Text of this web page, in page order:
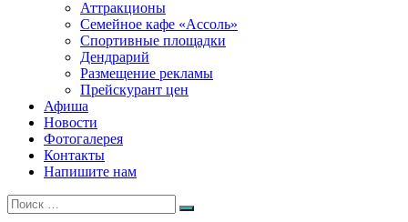
Аттракционы
Семейное кафе «Ассоль»
Спортивные площадки
Дендрарий
Размещение рекламы
Прейскурант цен
Афиша
Новости
Фотогалерея
Контакты
Напишите нам
Искать:
Поиск